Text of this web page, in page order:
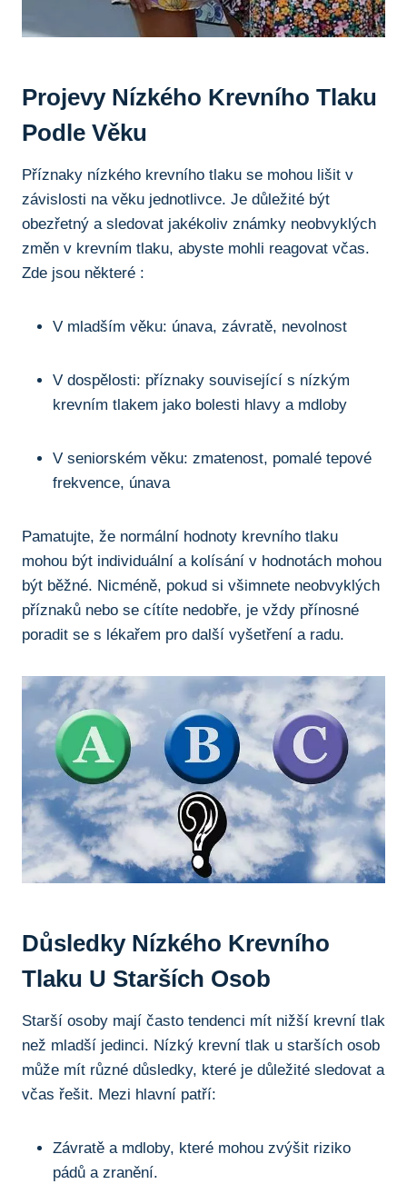
Projevy Nízkého Krevního Tlaku
Podle Věku
Příznaky nízkého krevního tlaku se mohou lišit v
závislosti na věku jednotlivce. Je důležité být
obezřetný a sledovat jakékoliv známky neobvyklých
změn v krevním tlaku, abyste mohli reagovat včas.
Zde jsou některé :
V mladším věku: únava, závratě, nevolnost
V dospělosti: příznaky související s nízkým
krevním tlakem jako bolesti hlavy a mdloby
V seniorském věku: zmatenost, pomalé tepové
frekvence, únava
Pamatujte, že normální hodnoty krevního tlaku
mohou být individuální a kolísání v hodnotách mohou
být běžné. Nicméně, pokud si všimnete neobvyklých
příznaků nebo se cítíte nedobře, je vždy přínosné
poradit se s lékařem pro další vyšetření a radu.
Důsledky Nízkého Krevního
Tlaku U Starších Osob
Starší osoby mají často tendenci mít nižší krevní tlak
než mladší jedinci. Nízký krevní tlak u starších osob
může mít různé důsledky, které je důležité sledovat a
včas řešit. Mezi hlavní patří:
Závratě a mdloby, které mohou zvýšit riziko
pádů a zranění.